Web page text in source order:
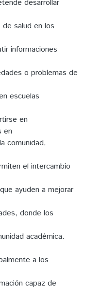
desarrollar
salud en los
informaciones
o problemas de
escuelas
en
en
comunidad,
el intercambio
ayuden a mejorar
donde los
académica.
a los
capaz de